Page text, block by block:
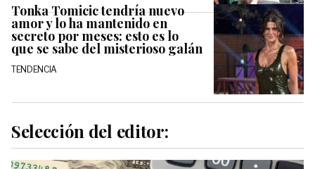
Tonka Tomicic tendría nuevo
amor y lo ha mantenido en
secreto por meses: esto es lo
que se sabe del misterioso galán
TENDENCIA
Selección del editor: